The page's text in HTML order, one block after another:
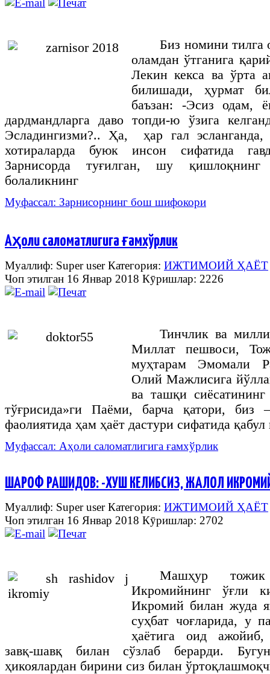
Биз номини тилга
оламдан ўтганига
Лекин кекса ва ўрта
билишади, ҳурмат
баъзан: -Эсиз одам,
дардмандларга даво топди-ю ўзига
Эсладингизми?.. Ҳа, ҳар гал
хотираларда буюк инсон сифатида
Зарнисорда туғилган, шу қишлоқнинг
болаликнинг
Муфассал: Зарнисорнинг бош шифокори
Аҳоли саломатлигига ғамхўрлик
Муаллиф: Super userКатегория: ИЖТИМОИЙ ҲАЁТ
Чоп этилган 16 Январ 2018 Кӯришлар: 2226
Тинчлик ва
Миллат пешвоси,
муҳтарам Эмомали
Олий Мажлисига
ва ташқи
тўғрисида»ги Паёми, барча қатори, биз
фаолиятида ҳам ҳаёт дастури сифатида
Муфассал: Аҳоли саломатлигига ғамхўрлик
ШАРОФ РАШИДОВ: -ХУШ КЕЛИБСИЗ, ЖАЛОЛ
Муаллиф: Super userКатегория: ИЖТИМОИЙ ҲАЁТ
Чоп этилган 16 Январ 2018 Кӯришлар: 2702
Машҳур
Икромийнинг ўғли
Икромий билан жуда
суҳбат чоғларида, у
ҳаётига оид ажойиб,
завқ-шавқ билан сўзлаб берарди.
ҳикоялардан бирини сиз билан